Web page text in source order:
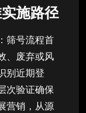
施路径
：筛号流程首
、废弃或风
别近期登
次验证确保
营销，从源